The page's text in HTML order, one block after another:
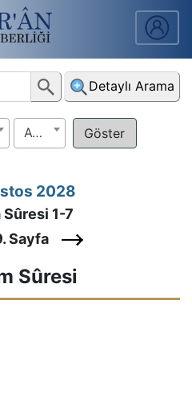
Detaylı Arama
Ayet
2028
Sûresi 1-7
Sayfa
Sûresi